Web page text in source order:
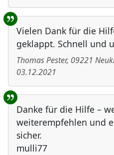
Vielen Dank für die
geklappt. Schnell und
Thomas Pester, 09221
03.12.2021
Danke für die Hilfe –
weiterempfehlen und
sicher.
mulli77